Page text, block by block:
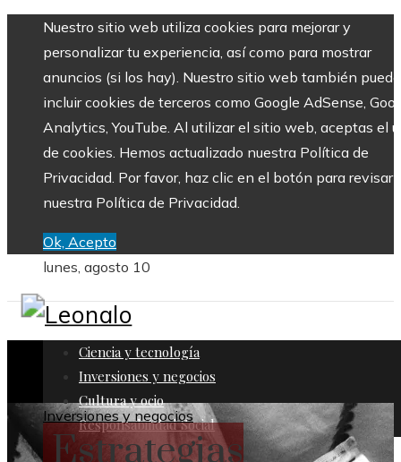
Nuestro sitio web utiliza cookies para mejorar y
personalizar tu experiencia, así como para mostrar
anuncios (si los hay). Nuestro sitio web también puede
incluir cookies de terceros como Google AdSense,
Analytics, YouTube. Al utilizar el sitio web, aceptas el
de cookies. Hemos actualizado nuestra Política de
Privacidad. Por favor, haz clic en el botón para revisar
nuestra Política de Privacidad.
Ok, Acepto
lunes, agosto 10
Ciencia y tecnología
Inversiones y negocios
Cultura y ocio
Responsabilidad Social
Inversiones y negocios
Estrategias